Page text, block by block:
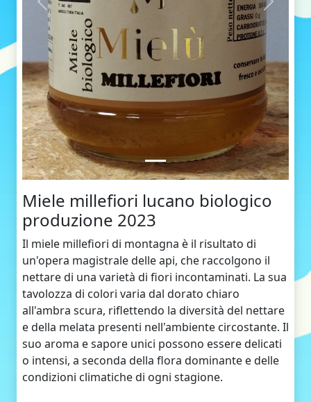
Indietro Avanti
Miele millefiori lucano biologico
produzione 2023
Il miele millefiori di montagna è il risultato di
un'opera magistrale delle api, che raccolgono il
nettare di una varietà di fiori incontaminati. La sua
tavolozza di colori varia dal dorato chiaro
all'ambra scura, riflettendo la diversità del nettare
e della melata presenti nell'ambiente circostante. Il
suo aroma e sapore unici possono essere delicati
o intensi, a seconda della flora dominante e delle
condizioni climatiche di ogni stagione.